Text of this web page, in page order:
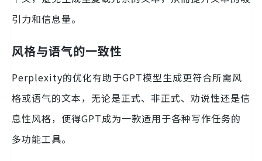
引力和信息量。
风格与语气的一致性
Perplexity的优化有助于GPT模型生成更符合所需风
格或语气的文本，无论是正式、非正式、劝说性还是信
息性风格，使得GPT成为一款适用于各种写作任务的
多功能工具。